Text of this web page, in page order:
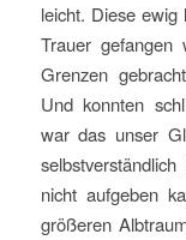
leicht. Diese
Trauer
Grenzen
Und konnten
war das unser
nicht aufgeben
größeren